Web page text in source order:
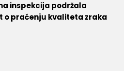
inspekcija podržala
o praćenju kvaliteta zraka